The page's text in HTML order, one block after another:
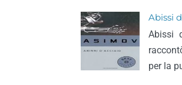
Abissi
Abissi
per la